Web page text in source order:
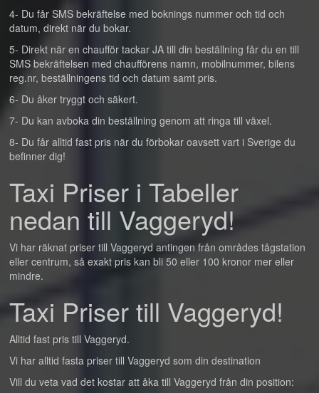
4- Du får SMS bekräftelse med boknings nummer och tid och
datum, direkt när du bokar.
5- Direkt när en chaufför tackar JA till din beställning får du en till
SMS bekräftelsen med chaufförens namn, mobilnummer, bilens
reg.nr, beställningens tid och datum samt pris.
6- Du åker tryggt och säkert.
7- Du kan avboka din beställning genom att ringa till växel.
8- Du får alltid fast pris när du förbokar oavsett vart i Sverige du
befinner dig!
Taxi Priser i Tabeller
nedan till Vaggeryd!
Vi har räknat priser till Vaggeryd antingen från områdes tågstation
eller centrum, så exakt pris kan bli 50 eller 100 kronor mer eller
mindre.
Taxi Priser till Vaggeryd!
Alltid fast pris till Vaggeryd.
Vi har alltid fasta priser till Vaggeryd som din destination
Vill du veta vad det kostar att åka till Vaggeryd från din position: